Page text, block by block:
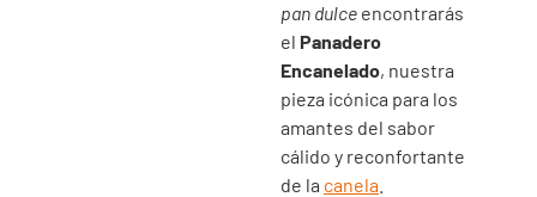
pan dulce encontrarás
el Panadero
Encanelado, nuestra
pieza icónica para los
amantes del sabor
cálido y reconfortante
de la canela